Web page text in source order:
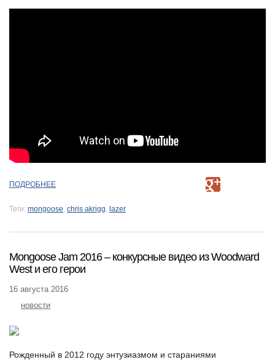
ПОДРОБНЕЕ
Теги: mongoose, chris akrigg, lazer
Mongoose Jam 2016 – конкурсные видео из Woodward
West и его герои
16 августа 2016
новости
Рожденный в 2012 году энтузиазмом и стараниями